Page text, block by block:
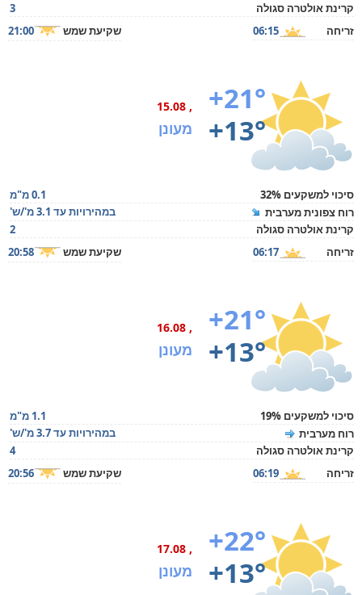
קרינת אולטרה סגולה
3
זריחה
06:15 שקיעת שמש 21:00
+21°
+13°
, 15.08
מעונן
סיכוי למשקעים 32%
0.1 מ"מ
רוח צפונית מערבית
במהירויות עד 3.1 מ'/ש'
קרינת אולטרה סגולה
2
זריחה
06:17 שקיעת שמש 20:58
+21°
+13°
, 16.08
מעונן
סיכוי למשקעים 19%
1.1 מ"מ
רוח מערבית
במהירויות עד 3.7 מ'/ש'
קרינת אולטרה סגולה
4
זריחה
06:19 שקיעת שמש 20:56
+22°
+13°
, 17.08
מעונן